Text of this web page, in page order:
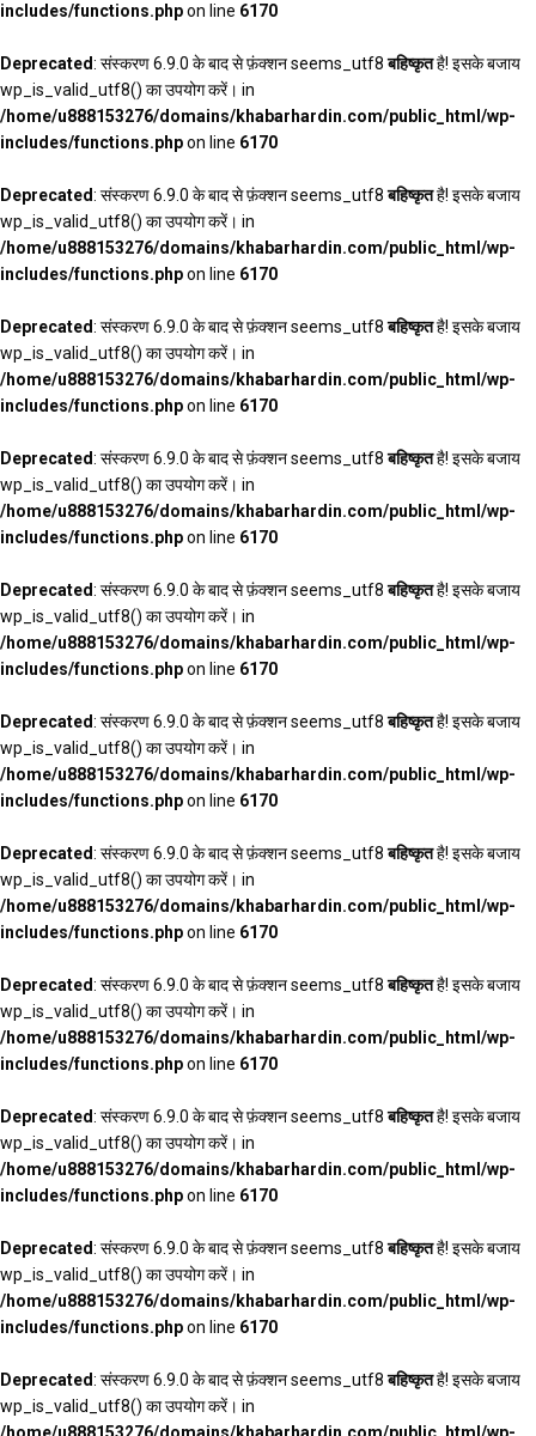
includes/functions.phpon line 6170
Deprecated: संस्करण 6.9.0 के बाद से फ़ंक्शन seems_utf8बहिष्कृतहै! इसके बजाय
wp_is_valid_utf8() का उपयोग करें। in
/home/u888153276/domains/khabarhardin.com/public_html/wp-
includes/functions.phpon line 6170
Deprecated: संस्करण 6.9.0 के बाद से फ़ंक्शन seems_utf8बहिष्कृतहै! इसके बजाय
wp_is_valid_utf8() का उपयोग करें। in
/home/u888153276/domains/khabarhardin.com/public_html/wp-
includes/functions.phpon line 6170
Deprecated: संस्करण 6.9.0 के बाद से फ़ंक्शन seems_utf8बहिष्कृतहै! इसके बजाय
wp_is_valid_utf8() का उपयोग करें। in
/home/u888153276/domains/khabarhardin.com/public_html/wp-
includes/functions.phpon line 6170
Deprecated: संस्करण 6.9.0 के बाद से फ़ंक्शन seems_utf8बहिष्कृतहै! इसके बजाय
wp_is_valid_utf8() का उपयोग करें। in
/home/u888153276/domains/khabarhardin.com/public_html/wp-
includes/functions.phpon line 6170
Deprecated: संस्करण 6.9.0 के बाद से फ़ंक्शन seems_utf8बहिष्कृतहै! इसके बजाय
wp_is_valid_utf8() का उपयोग करें। in
/home/u888153276/domains/khabarhardin.com/public_html/wp-
includes/functions.phpon line 6170
Deprecated: संस्करण 6.9.0 के बाद से फ़ंक्शन seems_utf8बहिष्कृतहै! इसके बजाय
wp_is_valid_utf8() का उपयोग करें। in
/home/u888153276/domains/khabarhardin.com/public_html/wp-
includes/functions.phpon line 6170
Deprecated: संस्करण 6.9.0 के बाद से फ़ंक्शन seems_utf8बहिष्कृतहै! इसके बजाय
wp_is_valid_utf8() का उपयोग करें। in
/home/u888153276/domains/khabarhardin.com/public_html/wp-
includes/functions.phpon line 6170
Deprecated: संस्करण 6.9.0 के बाद से फ़ंक्शन seems_utf8बहिष्कृतहै! इसके बजाय
wp_is_valid_utf8() का उपयोग करें। in
/home/u888153276/domains/khabarhardin.com/public_html/wp-
includes/functions.phpon line 6170
Deprecated: संस्करण 6.9.0 के बाद से फ़ंक्शन seems_utf8बहिष्कृतहै! इसके बजाय
wp_is_valid_utf8() का उपयोग करें। in
/home/u888153276/domains/khabarhardin.com/public_html/wp-
includes/functions.phpon line 6170
Deprecated: संस्करण 6.9.0 के बाद से फ़ंक्शन seems_utf8बहिष्कृतहै! इसके बजाय
wp_is_valid_utf8() का उपयोग करें। in
/home/u888153276/domains/khabarhardin.com/public_html/wp-
includes/functions.phpon line 6170
Deprecated: संस्करण 6.9.0 के बाद से फ़ंक्शन seems_utf8बहिष्कृतहै! इसके बजाय
wp_is_valid_utf8() का उपयोग करें। in